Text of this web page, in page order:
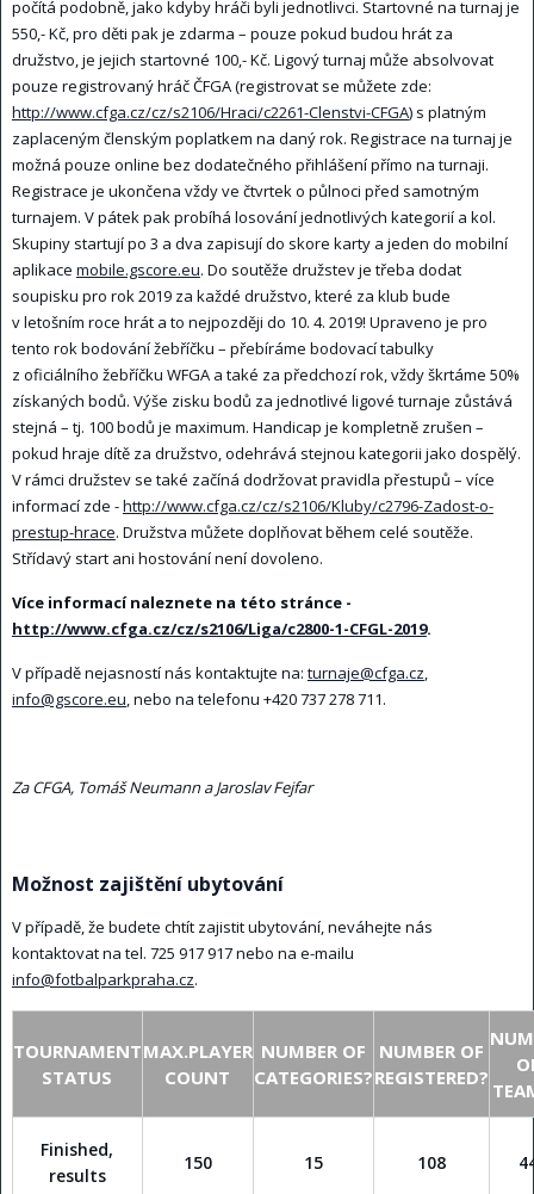
počítá podobně, jako kdyby hráči byli jednotlivci. Startovné na turnaj je
550,- Kč, pro děti pak je zdarma – pouze pokud budou hrát za
družstvo, je jejich startovné 100,- Kč. Ligový turnaj může absolvovat
pouze registrovaný hráč ČFGA (registrovat se můžete zde:
http://www.cfga.cz/cz/s2106/Hraci/c2261-Clenstvi-CFGA) s platným
zaplaceným členským poplatkem na daný rok. Registrace na turnaj je
možná pouze online bez dodatečného přihlášení přímo na turnaji.
Registrace je ukončena vždy ve čtvrtek o půlnoci před samotným
turnajem. V pátek pak probíhá losování jednotlivých kategorií a kol.
Skupiny startují po 3 a dva zapisují do skore karty a jeden do mobilní
aplikace mobile.gscore.eu. Do soutěže družstev je třeba dodat
soupisku pro rok 2019 za každé družstvo, které za klub bude
v letošním roce hrát a to nejpozději do 10. 4. 2019! Upraveno je pro
tento rok bodování žebříčku – přebíráme bodovací tabulky
z oficiálního žebříčku WFGA a také za předchozí rok, vždy škrtáme 50%
získaných bodů. Výše zisku bodů za jednotlivé ligové turnaje zůstává
stejná – tj. 100 bodů je maximum. Handicap je kompletně zrušen –
pokud hraje dítě za družstvo, odehrává stejnou kategorii jako dospělý.
V rámci družstev se také začíná dodržovat pravidla přestupů – více
informací zde -http://www.cfga.cz/cz/s2106/Kluby/c2796-Zadost-o-
prestup-hrace. Družstva můžete doplňovat během celé soutěže.
Střídavý start ani hostování není dovoleno.
Více informací naleznete na této stránce -
http://www.cfga.cz/cz/s2106/Liga/c2800-1-CFGL-2019.
V případě nejasností nás kontaktujte na: turnaje@cfga.cz,
info@gscore.eu, nebo na telefonu +420 737 278 711.
Za CFGA, Tomáš Neumann a Jaroslav Fejfar
Možnost zajištění ubytování
V případě, že budete chtít zajistit ubytování, neváhejte nás
kontaktovat na tel. 725 917 917 nebo na e-mailu
info@fotbalparkpraha.cz.
TOURNAMENT
STATUS
MAX.PLAYER
COUNT
NUMBER OF
CATEGORIES?
NUMBER OF
REGISTERED?
Finished,
results
150 15 108